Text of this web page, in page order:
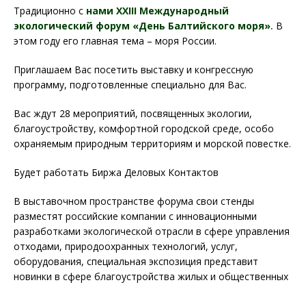
Традиционно с нами XXIII Международный
экологический форум «День Балтийского моря». В
этом году его главная тема – моря России.
Приглашаем Вас посетить выставку и конгрессную
программу, подготовленные специально для Вас.
Вас ждут 28 мероприятий, посвященных экологии,
благоустройству, комфортной городской среде, особо
охраняемым природным территориям и морской повестке.
Будет работать Биржа Деловых Контактов
В выставочном пространстве форума свои стенды
разместят российские компании с инновационными
разработками экологической отрасли в сфере управления
отходами, природоохранных технологий, услуг,
оборудования, специальная экспозиция представит
новинки в сфере благоустройства жилых и общественных